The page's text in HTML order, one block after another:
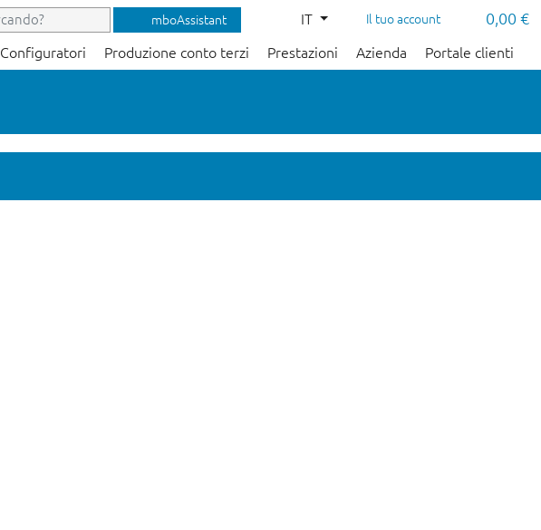
mboAssistant IT Il tuo account 0,00 €
Configuratori Produzione conto terzi Prestazioni Azienda Portale clienti